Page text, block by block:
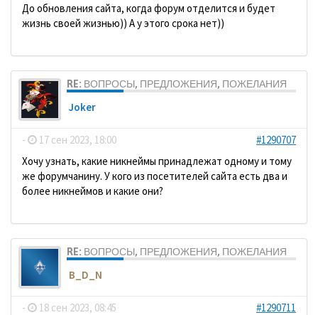
До обновления сайта, когда форум отделится и будет
жизнь своей жизнью)) А у этого срока нет))
RE: ВОПРОСЫ, ПРЕДЛОЖЕНИЯ, ПОЖЕЛАНИЯ
Joker
- 17 сен 2023, 18:00
#1290707
Хочу узнать, какие никнеймы принадлежат одному и тому
же форумчанину. У кого из посетителей сайта есть два и
более никнеймов и какие они?
RE: ВОПРОСЫ, ПРЕДЛОЖЕНИЯ, ПОЖЕЛАНИЯ
B_D_N
- 18 сен 2023, 08:45 #1290711